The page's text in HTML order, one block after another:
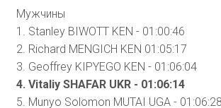
Мужчины
1. Stanley BIWOTT KEN - 01:00:46
2. Richard MENGICH KEN 01:05:17
3. Geoffrey KIPYEGO KEN - 01:06:04
4. Vitaliy SHAFAR UKR - 01:06:14
5. Munyo Solomon MUTAI UGA - 01:06:28